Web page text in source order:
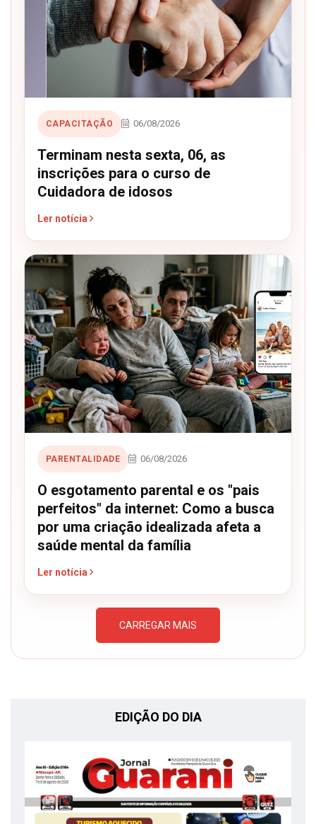
CAPACITAÇÃO 06/08/2026
Terminam nesta sexta, 06, as
inscrições para o curso de
Cuidadora de idosos
Ler notícia
PARENTALIDADE 06/08/2026
O esgotamento parental e os "pais
perfeitos" da internet: Como a busca
por uma criação idealizada afeta a
saúde mental da família
Ler notícia
CARREGAR MAIS
EDIÇÃO DO DIA